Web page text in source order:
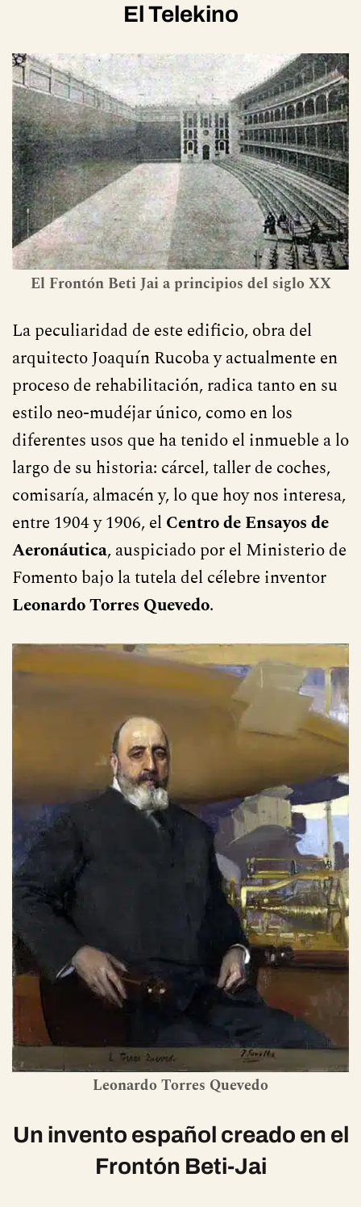
El Telekino
El Frontón Beti Jai a principios del siglo XX
La peculiaridad de este edificio, obra del
arquitecto Joaquín Rucoba y actualmente en
proceso de rehabilitación, radica tanto en su
estilo neo-mudéjar único, como en los
diferentes usos que ha tenido el inmueble a lo
largo de su historia: cárcel, taller de coches,
comisaría, almacén y, lo que hoy nos interesa,
entre 1904 y 1906, elCentro de Ensayos de
Aeronáutica, auspiciado por el Ministerio de
Fomento bajo la tutela del célebre inventor
Leonardo Torres Quevedo.
Leonardo Torres Quevedo
Un invento español creado en el
Frontón Beti-Jai